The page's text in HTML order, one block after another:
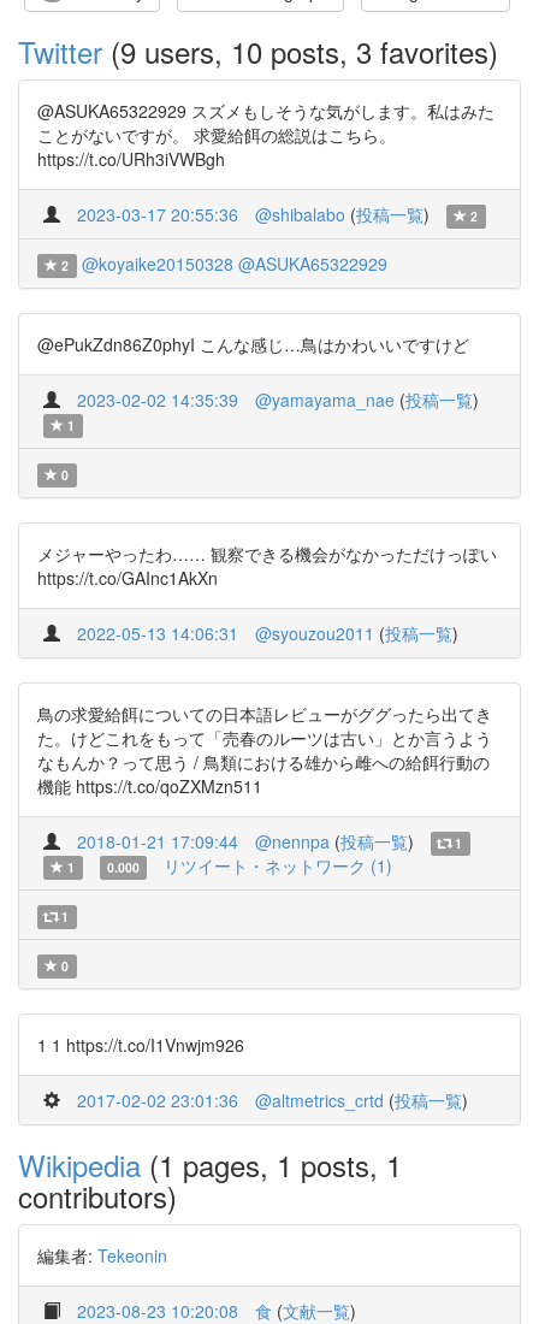
Twitter (9 users, 10 posts, 3 favorites)
@ASUKA65322929 スズメもしそうな気がします。私はみた
ことがないですが。 求愛給餌の総説はこちら。
https://t.co/URh3iVWBgh
2023-03-17 20:55:36 @shibalabo (投稿一覧) 2
2 @koyaike20150328 @ASUKA65322929
@ePukZdn86Z0phyI こんな感じ…鳥はかわいいですけど
2023-02-02 14:35:39 @yamayama_nae (投稿一覧)
1
0
メジャーやったわ…… 観察できる機会がなかっただけっぽい
https://t.co/GAInc1AkXn
2022-05-13 14:06:31 @syouzou2011 (投稿一覧)
鳥の求愛給餌についての日本語レビューがググったら出てき
た。けどこれをもって「売春のルーツは古い」とか言うよう
なもんか？って思う / 鳥類における雄から雌への給餌行動の
機能 https://t.co/qoZXMzn511
2018-01-21 17:09:44 @nennpa (投稿一覧)
1
1
0.000 リツイート・ネットワーク (1)
1
0
1 1 https://t.co/I1Vnwjm926
2017-02-02 23:01:36 @altmetrics_crtd (投稿一覧)
Wikipedia (1 pages, 1 posts, 1
contributors)
編集者: Tekeonin
2023-08-23 10:20:08 食 (文献一覧)